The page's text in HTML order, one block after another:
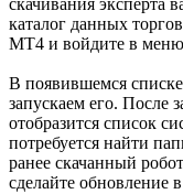
скачивания эксперта
каталог данных
МТ4 и войдите в
В появившемся
запускаем его. После
отобразится список
потребуется найти
ранее скачанный
сделайте обновление